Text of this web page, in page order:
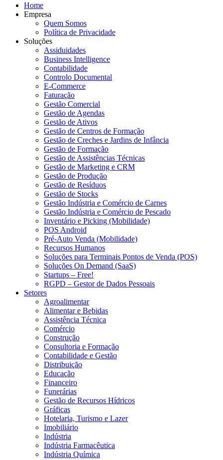
Home
Empresa
Quem Somos
Política de Privacidade
Soluções
Assiduidades
Business Intelligence
Contabilidade
Controlo Documental
E-Commerce
Faturação
Gestão Comercial
Gestão de Agendas
Gestão de Ativos
Gestão de Centros de Formação
Gestão de Creches e Jardins de Infância
Gestão de Formação
Gestão de Assistências Técnicas
Gestão de Marketing e CRM
Gestão de Produção
Gestão de Resíduos
Gestão de Stocks
Gestão Indústria e Comércio de Carnes
Gestão Indústria e Comércio de Pescado
Inventário e Picking (Mobilidade)
POS Android
Pré-Auto Venda (Mobilidade)
Recursos Humanos
Soluções para Terminais Pontos de Venda (POS)
Soluções On Demand (SaaS)
Startups – Free!
RGPD – Gestor de Dados Pessoais
Setores
Agroalimentar
Alimentar e Bebidas
Assistência Técnica
Comércio
Construção
Consultoria e Formação
Contabilidade e Gestão
Distribuição
Educação
Financeiro
Funerárias
Gestão de Recursos Hídricos
Gráficas
Hotelaria, Turismo e Lazer
Imobiliário
Indústria
Indústria Farmacêutica
Indústria Química